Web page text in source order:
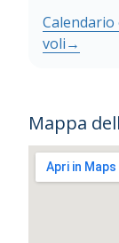
voli→
Mappa